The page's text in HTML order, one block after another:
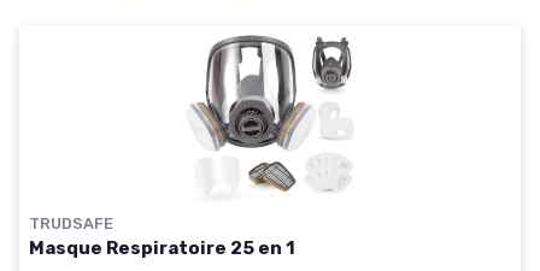
TRUDSAFE
Masque Respiratoire 25 en 1